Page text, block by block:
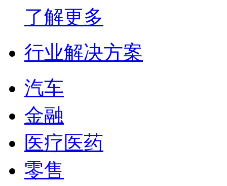
了解更多
行业解决方案
汽车
金融
医疗医药
零售